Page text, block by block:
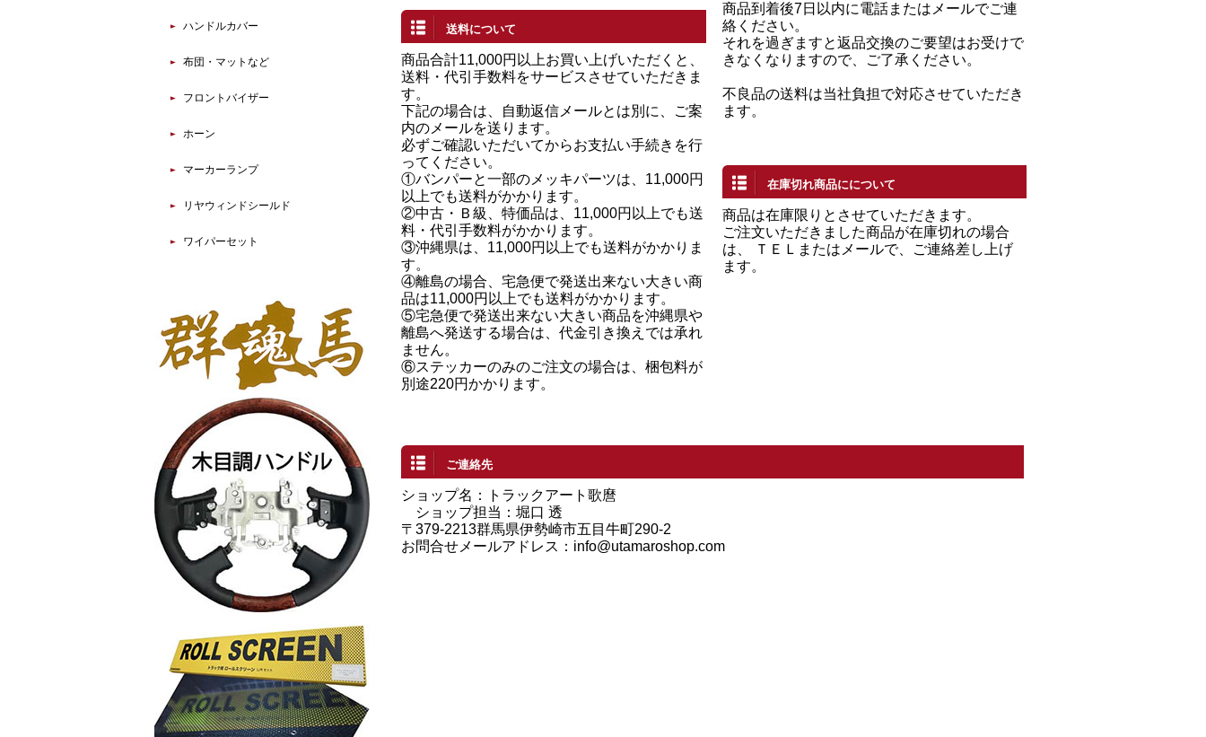
送料について
商品合計11,000円以上お買い上げいただくと、
送料・代引手数料をサービスさせていただきま
す。
下記の場合は、自動返信メールとは別に、ご案
内のメールを送ります。
必ずご確認いただいてからお支払い手続きを行
ってください。
①バンパーと一部のメッキパーツは、11,000円
以上でも送料がかかります。
②中古・Ｂ級、特価品は、11,000円以上でも送
料・代引手数料がかかります。
③沖縄県は、11,000円以上でも送料がかかりま
す。
④離島の場合、宅急便で発送出来ない大きい商
品は11,000円以上でも送料がかかります。
⑤宅急便で発送出来ない大きい商品を沖縄県や
離島へ発送する場合は、代金引き換えでは承れ
ません。
⑥ステッカーのみのご注文の場合は、梱包料が
別途220円かかります。
商品到着後7日以内に電話またはメールでご連
絡ください。
それを過ぎますと返品交換のご要望はお受けで
きなくなりますので、ご了承ください。
不良品の送料は当社負担で対応させていただき
ます。
在庫切れ商品にについて
商品は在庫限りとさせていただきます。
ご注文いただきました商品が在庫切れの場合
は、 ＴＥＬまたはメールで、ご連絡差し上げ
ます。
ご連絡先
ショップ名：トラックアート歌麿
ショップ担当：堀口 透
〒379-2213群馬県伊勢崎市五目牛町290-2
お問合せメールアドレス： info@utamaroshop.com
ハンドルカバー
布団・マットなど
フロントバイザー
ホーン
マーカーランプ
リヤウィンドシールド
ワイパーセット